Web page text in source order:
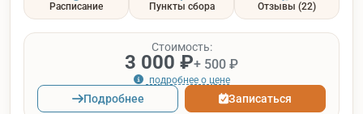
Расписание Пункты сбора Отзывы (22)
Стоимость:
3 000 ₽+ 500 ₽
подробнее о цене
Подробнее Записаться